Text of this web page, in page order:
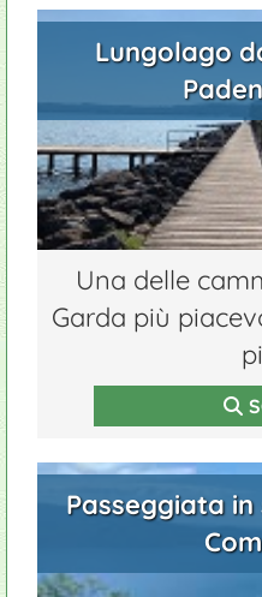
Lungolago
Una delle
Garda più
Passeggiata